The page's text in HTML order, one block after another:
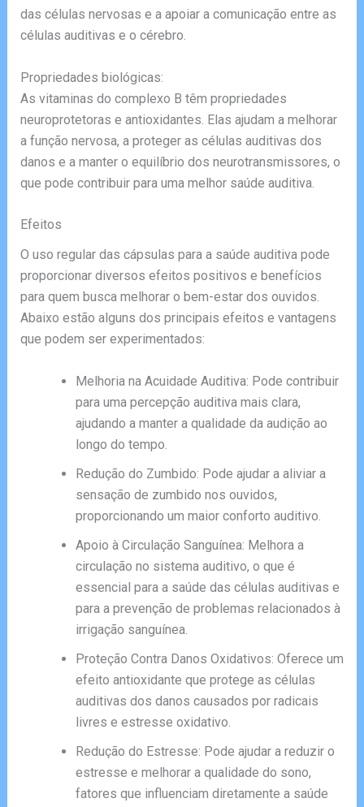
das células nervosas e a apoiar a comunicação entre as
células auditivas e o cérebro.
Propriedades biológicas:
As vitaminas do complexo B têm propriedades
neuroprotetoras e antioxidantes. Elas ajudam a melhorar
a função nervosa, a proteger as células auditivas dos
danos e a manter o equilíbrio dos neurotransmissores, o
que pode contribuir para uma melhor saúde auditiva.
Efeitos
O uso regular das cápsulas para a saúde auditiva pode
proporcionar diversos efeitos positivos e benefícios
para quem busca melhorar o bem-estar dos ouvidos.
Abaixo estão alguns dos principais efeitos e vantagens
que podem ser experimentados:
Melhoria na Acuidade Auditiva: Pode contribuir
para uma percepção auditiva mais clara,
ajudando a manter a qualidade da audição ao
longo do tempo.
Redução do Zumbido: Pode ajudar a aliviar a
sensação de zumbido nos ouvidos,
proporcionando um maior conforto auditivo.
Apoio à Circulação Sanguínea: Melhora a
circulação no sistema auditivo, o que é
essencial para a saúde das células auditivas e
para a prevenção de problemas relacionados à
irrigação sanguínea.
Proteção Contra Danos Oxidativos: Oferece um
efeito antioxidante que protege as células
auditivas dos danos causados por radicais
livres e estresse oxidativo.
Redução do Estresse: Pode ajudar a reduzir o
estresse e melhorar a qualidade do sono,
fatores que influenciam diretamente a saúde